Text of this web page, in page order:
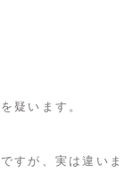
疑います。
すが、実は違いま